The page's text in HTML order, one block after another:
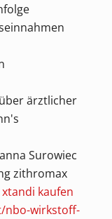
ärztlicher
Surowiec
zithromax
kaufen
nbo-wirkstoff-